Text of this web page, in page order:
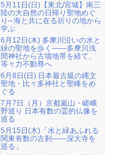
5月11日(日)【東北/宮城】南三
陸の大自然の日帰り聖地めぐ
り─海と共に在る祈りの地から
学ぶ
6月12日(木) 多摩川沿いの水と
緑の聖地を歩く――多摩川浅
間神社から古墳地帯を経て、
等々力不動尊へ
6月8日(日) 日本最古級の縄文
聖地・比々多神社と聖峰をめ
ぐる
7月7日（月）京都嵐山・嵯峨
野巡り 日本有数の霊的仏像を
巡る
5月15日(木)「水と緑あふれる
関東有数の古刹――深大寺を
巡る」